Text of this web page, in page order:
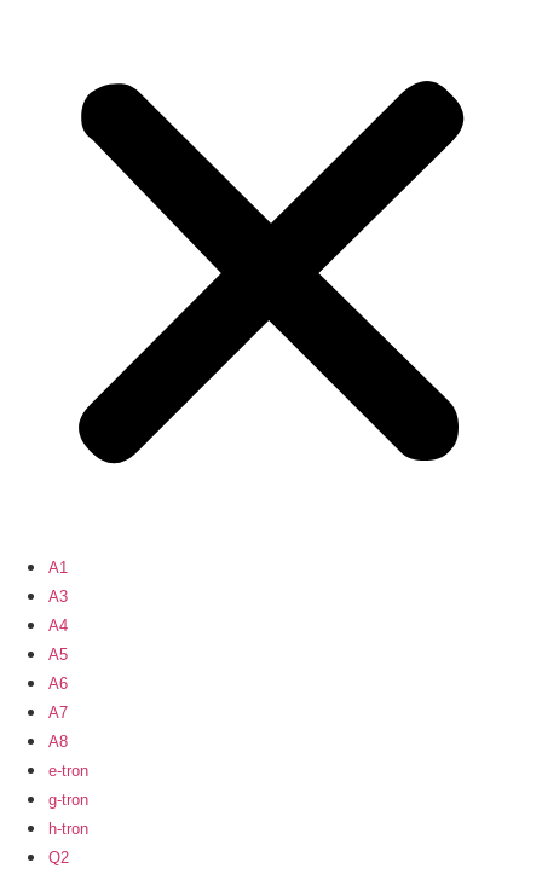
A1
A3
A4
A5
A6
A7
A8
e-tron
g-tron
h-tron
Q2